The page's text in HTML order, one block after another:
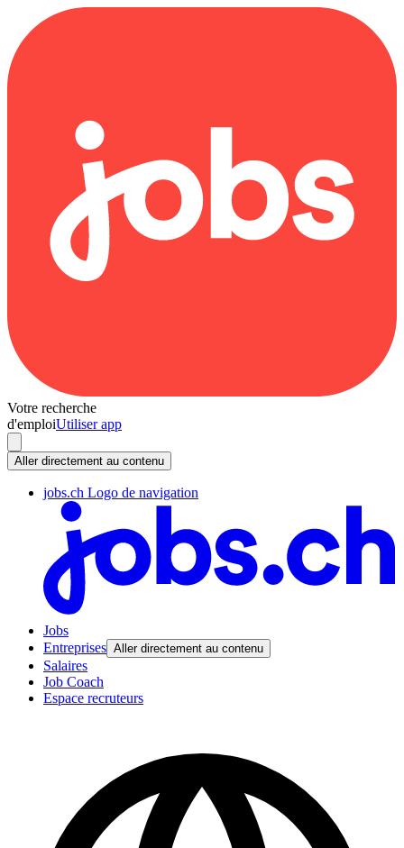
Votre recherche
d'emploiUtiliser app
Aller directement au contenu
jobs.ch Logo de navigation
Jobs
Entreprises Aller directement au contenu
Salaires
Job Coach
Espace recruteurs